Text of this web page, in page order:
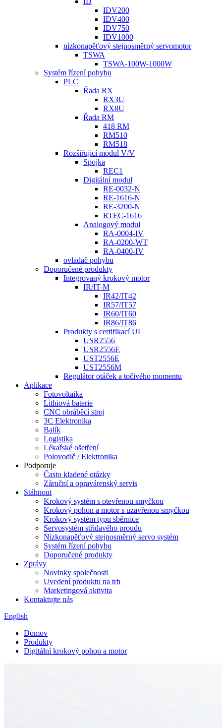
IDV200
IDV400
IDV750
IDV1000
nízkonapěťový stejnosměrný servomotor
TSWA
TSWA-100W-1000W
Systém řízení pohybu
PLC
Řada RX
RX3U
RX8U
Řada RM
418 RM
RM510
RM518
Rozšiřující modul V/V
Spojka
REC1
Digitální modul
RE-0032-N
RE-1616-N
RE-3200-N
RTEC-1616
Analogový modul
RA-0004-IV
RA-0200-WT
RA-0400-IV
ovladač pohybu
Doporučené produkty
Integrovaný krokový motor
IR/IT-M
IR42/IT42
IR57/IT57
IR60/IT60
IR86/IT86
Produkty s certifikací UL
USR2556
USR2556E
UST2556E
UST2556M
Regulátor otáček a točivého momentu
Aplikace
Fotovoltaika
Lithiová baterie
CNC obráběcí stroj
3C Elektronika
Balík
Logistika
Lékařské ošetření
Polovodič / Elektronika
Podporuje
Často kladené otázky
Záruční a opravárenský servis
Stáhnout
Krokový systém s otevřenou smyčkou
Krokový pohon a motor s uzavřenou smyčkou
Krokový systém typu sběrnice
Servosystém střídavého proudu
Nízkonapěťový stejnosměrný servo systém
Systém řízení pohybu
Doporučené produkty
Zprávy
Novinky společnosti
Uvedení produktu na trh
Marketingová aktivita
Kontaktujte nás
English
Domov
Produkty
Digitální krokový pohon a motor